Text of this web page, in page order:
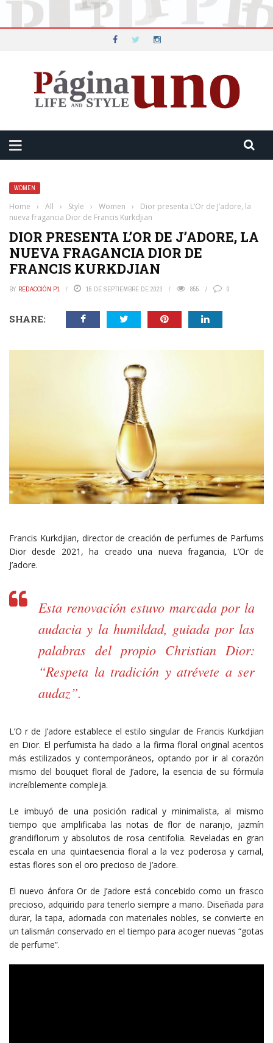
WOMEN
Home › All › Style › Women ›
Dior presenta L’Or de J’adore, la
nueva fragancia Dior de Francis Kurkdjian
DIOR PRESENTA L’OR DE J’ADORE, LA
NUEVA FRAGANCIA DIOR DE
FRANCIS KURKDJIAN
BY REDACCIÓN P1 15 DE SEPTIEMBRE DE 2023 855 0
SHARE:
Francis Kurkdjian, director de creación de perfumes de Parfums
Dior desde 2021, ha creado una nueva fragancia, L’Or de
J’adore.
Esta renovación estuvo marcada por la
audacia y la humildad, guiada por las
palabras del propio Christian Dior:
“Respeta la tradición y atrévete a ser
audaz”.
L’O r de J’adore establece el estilo singular de Francis Kurkdjian
en Dior. El perfumista ha dado a la firma floral original acentos
más estilizados y contemporáneos, optando por ir al corazón
mismo del bouquet floral de J’adore, la esencia de su fórmula
increíblemente compleja.
Le imbuyó de una posición radical y minimalista, al mismo
tiempo que amplificaba las notas de flor de naranjo, jazmín
grandiflorum y absolutos de rosa centifolia. Reveladas en gran
escala en una quintaesencia floral a la vez poderosa y carnal,
estas flores son el oro precioso de J’adore.
El nuevo ánfora Or de J’adore está concebido como un frasco
precioso, adquirido para tenerlo siempre a mano. Diseñada para
durar, la tapa, adornada con materiales nobles, se convierte en
un talismán conservado en el tiempo para acoger nuevas “gotas
de perfume”.